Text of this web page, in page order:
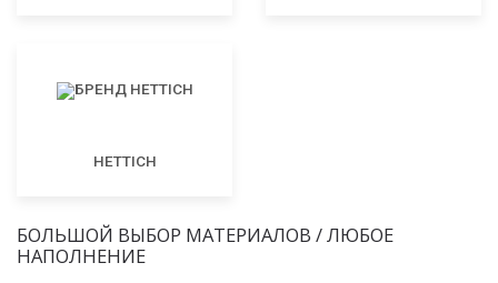
HETTICH
БОЛЬШОЙ ВЫБОР МАТЕРИАЛОВ / ЛЮБОЕ
НАПОЛНЕНИЕ